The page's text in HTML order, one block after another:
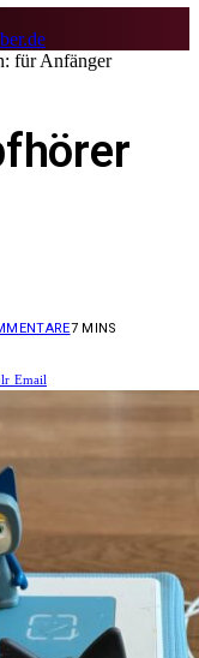
für Anfänger
7 MINS
Email